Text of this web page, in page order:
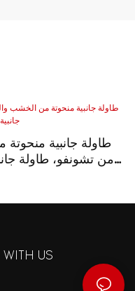
طاولة جانبية
من تشونفو، طاولة
US